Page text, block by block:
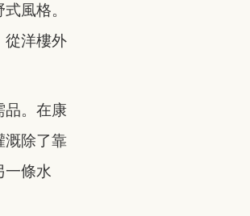
風格。
從洋樓外
品。在康
溉除了靠
一條水